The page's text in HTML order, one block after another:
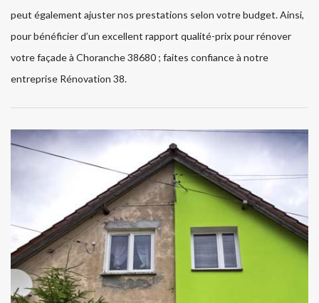
peut également ajuster nos prestations selon votre budget. Ainsi,
pour bénéficier d’un excellent rapport qualité-prix pour rénover
votre façade à Choranche 38680 ; faites confiance à notre
entreprise Rénovation 38.